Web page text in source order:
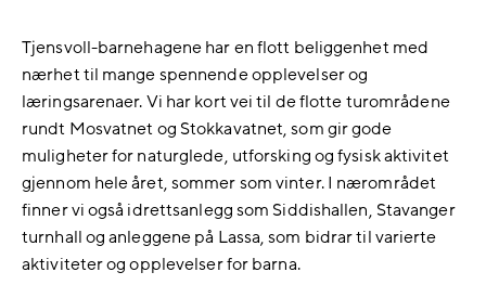
Tjensvoll-barnehagene har en flott beliggenhet med
nærhet til mange spennende opplevelser og
læringsarenaer. Vi har kort vei til de flotte turområdene
rundt Mosvatnet og Stokkavatnet, som gir gode
muligheter for naturglede, utforsking og fysisk aktivitet
gjennom hele året, sommer som vinter. I nærområdet
finner vi også idrettsanlegg som Siddishallen, Stavanger
turnhall og anleggene på Lassa, som bidrar til varierte
aktiviteter og opplevelser for barna.